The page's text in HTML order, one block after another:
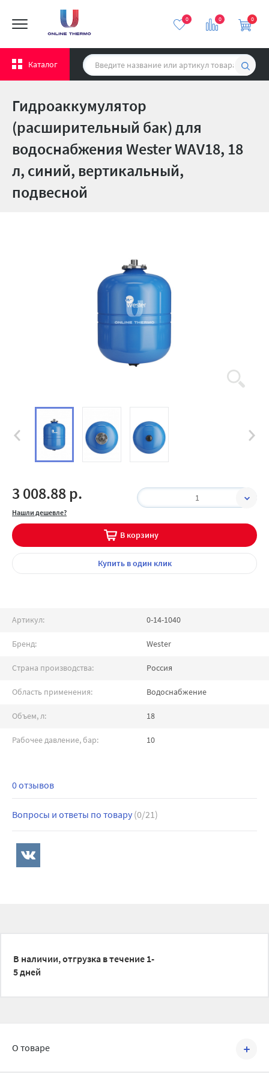
0 0
Каталог
0
Гидроаккумулятор
(расширительный бак) для
водоснабжения Wester WAV18, 18
л, cиний, вертикальный,
подвесной
3 008.88 р.
Нашли дешевле?
1
В корзину
Купитьв один клик
Артикул: 0-14-1040
Бренд: Wester
Страна производства: Россия
Область применения: Водоснабжение
Объем, л: 18
Рабочее давление, бар: 10
0 отзывов
Вопросы и ответы по товару (0/21)
В наличии, отгрузка в течение 1-
5 дней
О товаре